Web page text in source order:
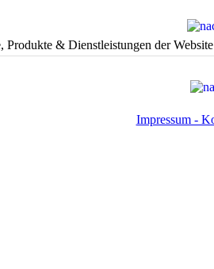
Produkte & Dienstleistungen der Website
Impressum -